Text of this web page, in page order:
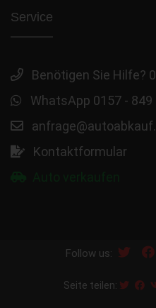
Service
Benötigen Sie Hilfe?
WhatsApp 0157 - 849
Kontaktformular
Follow us:
Seite teilen: